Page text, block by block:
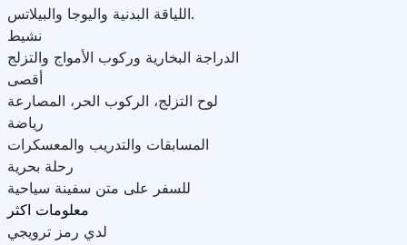
اللياقة البدنية واليوجا والبيلاتس.
نشيط
الدراجة البخارية وركوب الأمواج والتزلج
أقصى
لوح التزلج، الركوب الحر، المصارعة
رياضة
المسابقات والتدريب والمعسكرات
رحلة بحرية
للسفر على متن سفينة سياحية
معلومات اكثر
لدي رمز ترويجي